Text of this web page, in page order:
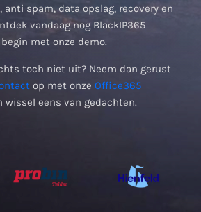
spam, data opslag, recovery en
vandaag nog BlackIP365
met onze demo.
toch niet uit? Neem dan gerust
op met onze Office365
wissel eens van gedachten.